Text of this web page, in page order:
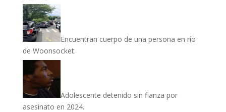
Encuentran cuerpo de una persona en río
de Woonsocket.
Adolescente detenido sin fianza por
asesinato en 2024.